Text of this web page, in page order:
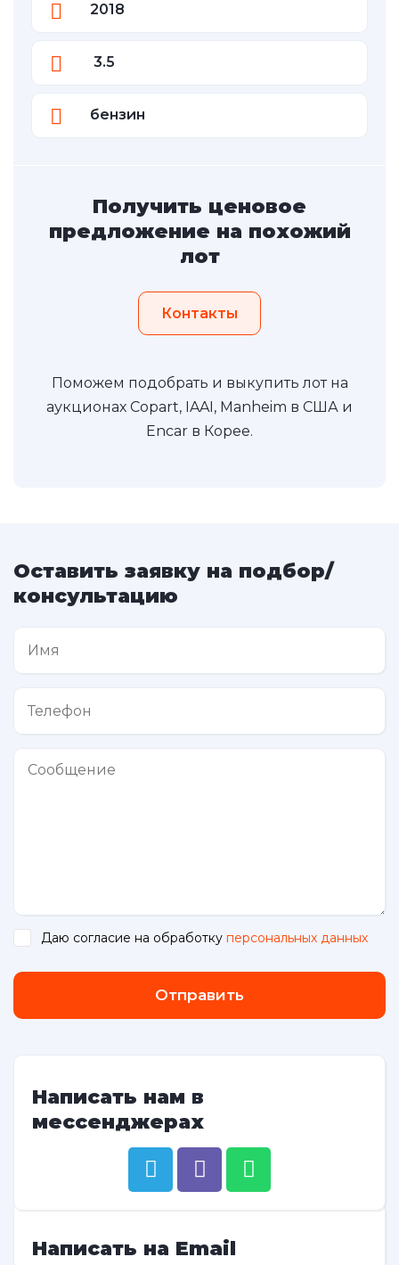
2018
3.5
бензин
Получить ценовое
предложение на похожий
лот
Контакты
Поможем подобрать и выкупить лот на
аукционах Copart, IAAI, Manheim в США и
Encar в Корее.
Оставить заявку на подбор/
консультацию
Даю согласие на обработку персональных данных
Отправить
Написать нам в
мессенджерах
Написать на Email